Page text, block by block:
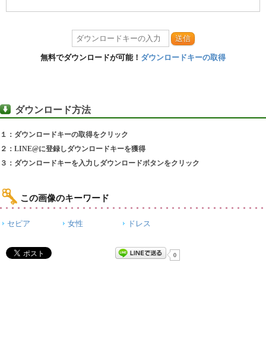
送信
無料でダウンロードが可能！ ダウンロードキーの取得
ダウンロード方法
１：ダウンロードキーの取得をクリック
２：LINE@に登録しダウンロードキーを獲得
３：ダウンロードキーを入力しダウンロードボタンをクリック
この画像のキーワード
セピア 女性 ドレス
0